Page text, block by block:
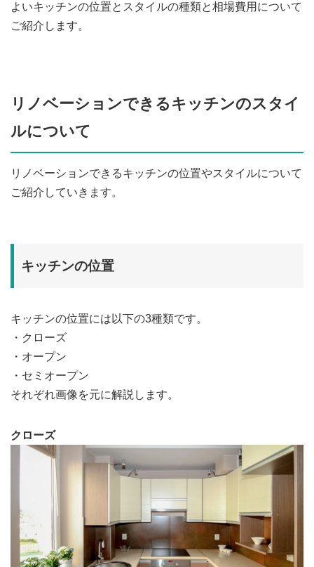
よいキッチンの位置とスタイルの種類と相場費用について
ご紹介します。
リノベーションできるキッチンのスタイ
ルについて
リノベーションできるキッチンの位置やスタイルについて
ご紹介していきます。
キッチンの位置
キッチンの位置には以下の3種類です。
・クローズ
・オープン
・セミオープン
それぞれ画像を元に解説します。
クローズ